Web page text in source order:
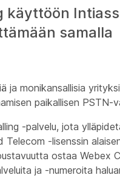
käyttöön
samalla
ja monikansallisia
paikallisen
-palvelu, jota
-lisenssin
ostaa Webex
ja -numeroita